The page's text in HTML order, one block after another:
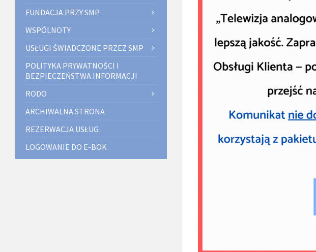
FUNDACJA PRZY SMP
WSPÓLNOTY
USŁUGI ŚWIADCZONE PRZEZ SMP
POLITYKA PRYWATNOŚCI I
BEZPIECZEŃSTWA INFORMACJI
RODO
ARCHIWALNA STRONA
REZERWACJA USŁUG
LOGOWANIE DO E-BOK